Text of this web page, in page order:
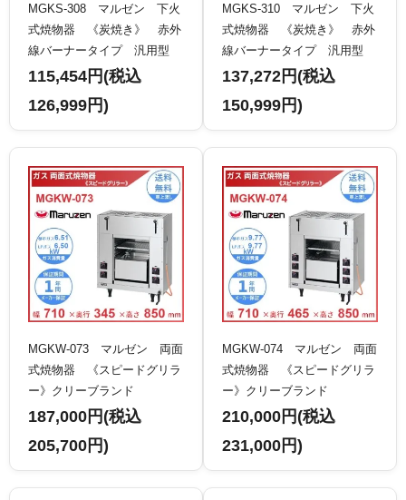
MGKS-308 マルゼン 下火
式焼物器 《炭焼き》 赤外
線バーナータイプ 汎用型
クリーブランド
115,454円(税込
126,999円)
MGKS-310 マルゼン 下火
式焼物器 《炭焼き》 赤外
線バーナータイプ 汎用型
クリーブランド
137,272円(税込
150,999円)
MGKW-073 マルゼン 両面
式焼物器 《スピードグリラ
ー》クリーブランド
187,000円(税込
205,700円)
MGKW-074 マルゼン 両面
式焼物器 《スピードグリラ
ー》クリーブランド
210,000円(税込
231,000円)